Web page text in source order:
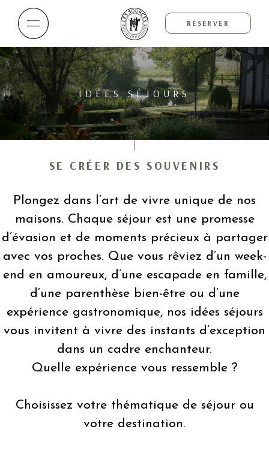
RÉSERVER
IDÉES SÉJOURS
SE CRÉER DES SOUVENIRS
Plongez dans l’art de vivre unique de nos
maisons. Chaque séjour est une promesse
d’évasion et de moments précieux à partager
avec vos proches. Que vous rêviez d’un week-
end en amoureux, d’une escapade en famille,
d’une parenthèse bien-être ou d’une
expérience gastronomique, nos idées séjours
vous invitent à vivre des instants d’exception
dans un cadre enchanteur.
Quelle expérience vous ressemble ?
Choisissez votre thématique de séjour ou
votre destination.